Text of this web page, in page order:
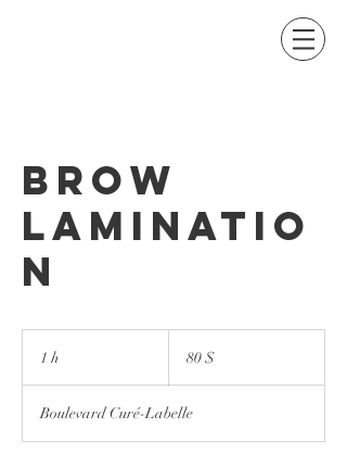
BROW
LAMINATIO
N
1 h 80 $
Boulevard Curé-Labelle